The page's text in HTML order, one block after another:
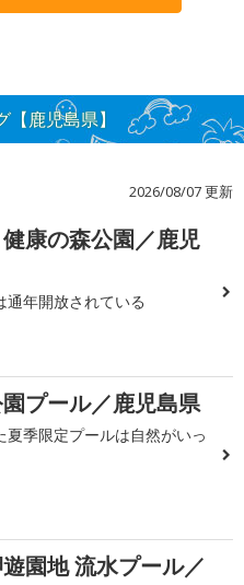
鹿児島県】
2026/08/07 更新
康の森公園／鹿児
通年開放されている
プール／鹿児島県
夏季限定プールは自然がいっ
園地 流水プール／